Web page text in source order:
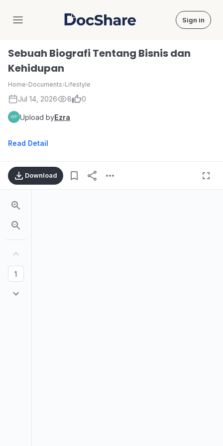
DocShare Sign in
Sebuah Biografi Tentang Bisnis dan
Kehidupan
Home›Documents›Lifestyle
Jul 14, 2026 8 0
Upload byEzra
Read Detail
Download